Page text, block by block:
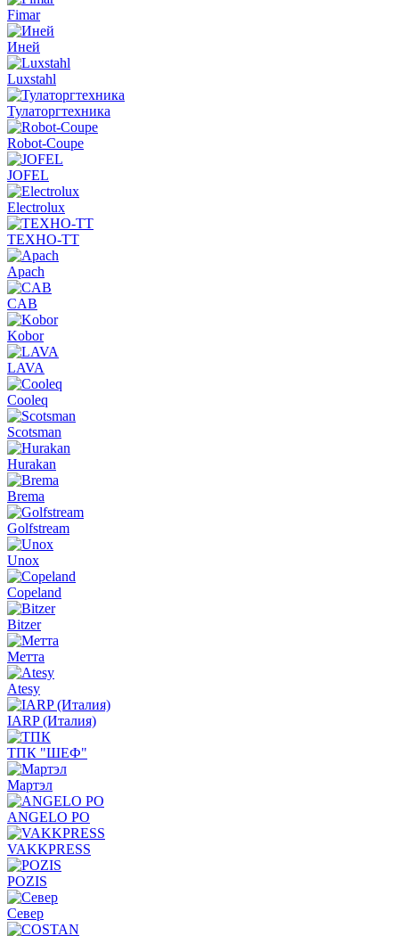
Fimar
Иней
Luxstahl
Тулаторгтехника
Robot-Coupe
JOFEL
Electrolux
ТЕХНО-ТТ
Apach
CAB
Kobor
LAVA
Cooleq
Scotsman
Hurakan
Brema
Golfstream
Unox
Copeland
Bitzer
Метта
Atesy
IARP (Италия)
ТПК "ШЕФ"
Мартэл
ANGELO PO
VAKKPRESS
POZIS
Север